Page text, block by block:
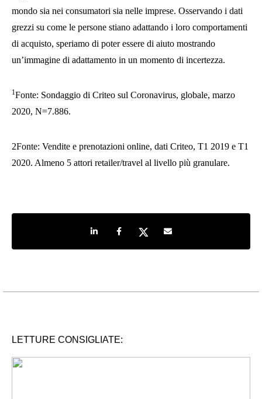
mondo sia nei consumatori sia nelle imprese. Osservando i dati
grezzi su come le persone stiano adattando i loro comportamenti
di acquisto, speriamo di poter essere di aiuto mostrando
un’immagine di adattamento in un momento di incertezza.
1Fonte: Sondaggio di Criteo sul Coronavirus, globale, marzo
2020, N=7.886.
2Fonte: Vendite e prenotazioni online, dati Criteo, T1 2019 e T1
2020. Almeno 5 attori retailer/travel al livello più granulare.
Share on LinkedIn
Share on Facebook
Share on TwitterShare by e-mail
LETTURE CONSIGLIATE: